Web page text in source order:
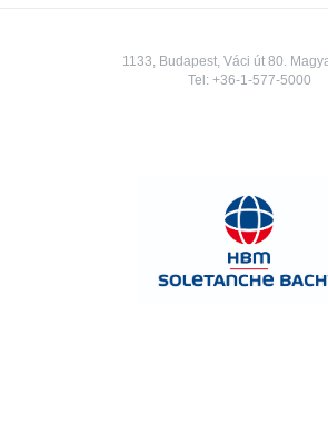
1133, Budapest, Váci út 80.
Tel: +36-1-577-5000